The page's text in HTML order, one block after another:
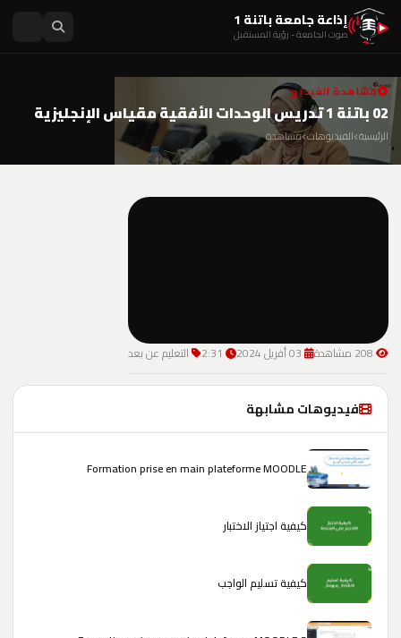
إذاعة جامعة باتنة 1
صوت الجامعة - رؤية المستقبل
مشاهدة الفيديو
02 باتنة 1 تدريس الوحدات الأفقية مقياس الإنجليزية
الرئيسية الفيديوهات مشاهدة
التعليم عن بعد
فيديوهات مشابهة
Formation prise en main plateforme MOODLE
كيفية اجتياز الاختبار
كيفية تسليم الواجب